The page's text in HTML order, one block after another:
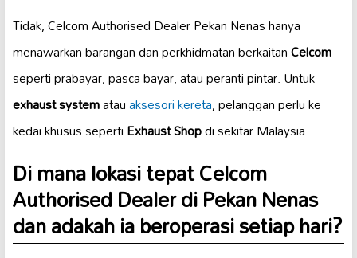
Tidak, Celcom Authorised Dealer Pekan Nenas hanya
menawarkan barangan dan perkhidmatan berkaitanCelcom
seperti prabayar, pasca bayar, atau peranti pintar. Untuk
exhaust systematauaksesori kereta, pelanggan perlu ke
kedai khusus sepertiExhaust Shopdi sekitar Malaysia.
Di mana lokasi tepat Celcom
Authorised Dealer diPekan Nenas
dan adakah ia beroperasi setiap hari?